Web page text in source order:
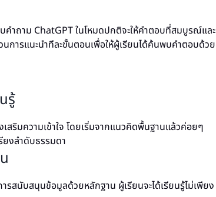
ำถาม ChatGPT ในโหมดปกติจะให้คำตอบที่สมบูรณ์และ
การแนะนำทีละขั้นตอนเพื่อให้ผู้เรียนได้ค้นพบคำตอบด้วย
รู้
ริมความเข้าใจ โดยเริ่มจากแนวคิดพื้นฐานแล้วค่อยๆ
งลำดับธรรมดา
รสนับสนุนข้อมูลด้วยหลักฐาน ผู้เรียนจะได้เรียนรู้ไม่เพียง